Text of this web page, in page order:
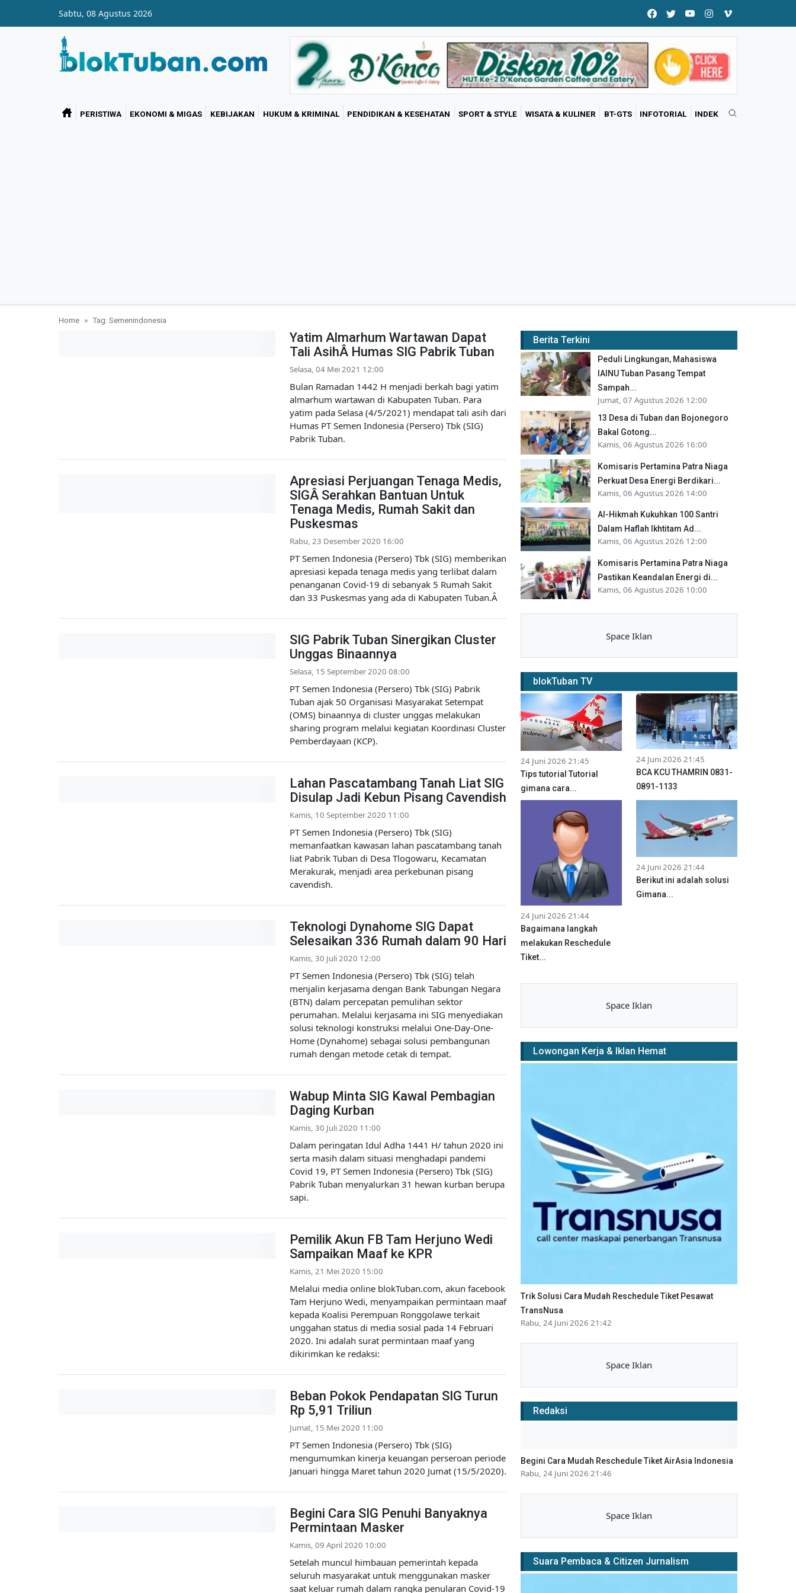
Sabtu, 08 Agustus 2026
PERISTIWA EKONOMI & MIGAS KEBIJAKAN HUKUM & KRIMINAL PENDIDIKAN & KESEHATAN SPORT & STYLE WISATA & KULINER BT-GTS INFOTORIAL INDEK
Home Tag: Semenindonesia
Yatim Almarhum Wartawan Dapat
Tali AsihÂ Humas SIG Pabrik Tuban
Selasa, 04 Mei 2021 12:00
Bulan Ramadan 1442 H menjadi berkah bagi yatim
almarhum wartawan di Kabupaten Tuban. Para
yatim pada Selasa (4/5/2021) mendapat tali asih dari
Humas PT Semen Indonesia (Persero) Tbk (SIG)
Pabrik Tuban.
Apresiasi Perjuangan Tenaga Medis,
SIGÂ Serahkan Bantuan Untuk
Tenaga Medis, Rumah Sakit dan
Puskesmas
Rabu, 23 Desember 2020 16:00
PT Semen Indonesia (Persero) Tbk (SIG) memberikan
apresiasi kepada tenaga medis yang terlibat dalam
penanganan Covid-19 di sebanyak 5 Rumah Sakit
dan 33 Puskesmas yang ada di Kabupaten Tuban.Â
SIG Pabrik Tuban Sinergikan Cluster
Unggas Binaannya
Selasa, 15 September 2020 08:00
PT Semen Indonesia (Persero) Tbk (SIG) Pabrik
Tuban ajak 50 Organisasi Masyarakat Setempat
(OMS) binaannya di cluster unggas melakukan
sharing program melalui kegiatan Koordinasi Cluster
Pemberdayaan (KCP).
Lahan Pascatambang Tanah Liat SIG
Disulap Jadi Kebun Pisang Cavendish
Kamis, 10 September 2020 11:00
PT Semen Indonesia (Persero) Tbk (SIG)
memanfaatkan kawasan lahan pascatambang tanah
liat Pabrik Tuban di Desa Tlogowaru, Kecamatan
Merakurak, menjadi area perkebunan pisang
cavendish.
Teknologi Dynahome SIG Dapat
Selesaikan 336 Rumah dalam 90 Hari
Kamis, 30 Juli 2020 12:00
PT Semen Indonesia (Persero) Tbk (SIG) telah
menjalin kerjasama dengan Bank Tabungan Negara
(BTN) dalam percepatan pemulihan sektor
perumahan. Melalui kerjasama ini SIG menyediakan
solusi teknologi konstruksi melalui One-Day-One-
Home (Dynahome) sebagai solusi pembangunan
rumah dengan metode cetak di tempat.
Wabup Minta SIG Kawal Pembagian
Daging Kurban
Kamis, 30 Juli 2020 11:00
Dalam peringatan Idul Adha 1441 H/ tahun 2020 ini
serta masih dalam situasi menghadapi pandemi
Covid 19, PT Semen Indonesia (Persero) Tbk (SIG)
Pabrik Tuban menyalurkan 31 hewan kurban berupa
sapi.
Pemilik Akun FB Tam Herjuno Wedi
Sampaikan Maaf ke KPR
Kamis, 21 Mei 2020 15:00
Melalui media online blokTuban.com, akun facebook
Tam Herjuno Wedi, menyampaikan permintaan maaf
kepada Koalisi Perempuan Ronggolawe terkait
unggahan status di media sosial pada 14 Februari
2020. Ini adalah surat permintaan maaf yang
dikirimkan ke redaksi:
Beban Pokok Pendapatan SIG Turun
Rp 5,91 Triliun
Jumat, 15 Mei 2020 11:00
PT Semen Indonesia (Persero) Tbk (SIG)
mengumumkan kinerja keuangan perseroan periode
Januari hingga Maret tahun 2020 Jumat (15/5/2020).
Begini Cara SIG Penuhi Banyaknya
Permintaan Masker
Kamis, 09 April 2020 10:00
Setelah muncul himbauan pemerintah kepada
seluruh masyarakat untuk menggunakan masker
saat keluar rumah dalam rangka penularan Covid-19
Berita Terkini
Peduli Lingkungan, Mahasiswa
IAINU Tuban Pasang Tempat
Sampah...
Jumat, 07 Agustus 2026 12:00
13 Desa di Tuban dan Bojonegoro
Bakal Gotong...
Kamis, 06 Agustus 2026 16:00
Komisaris Pertamina Patra Niaga
Perkuat Desa Energi Berdikari...
Kamis, 06 Agustus 2026 14:00
Al-Hikmah Kukuhkan 100 Santri
Dalam Haflah Ikhtitam Ad...
Kamis, 06 Agustus 2026 12:00
Komisaris Pertamina Patra Niaga
Pastikan Keandalan Energi di...
Kamis, 06 Agustus 2026 10:00
Space Iklan
blokTuban TV
24 Juni 2026 21:45
Tips tutorial Tutorial
gimana cara...
24 Juni 2026 21:45
BCA KCU THAMRIN 0831-
0891-1133
24 Juni 2026 21:44
Bagaimana langkah
melakukan Reschedule
Tiket...
24 Juni 2026 21:44
Berikut ini adalah solusi
Gimana...
Space Iklan
Lowongan Kerja & Iklan Hemat
Trik Solusi Cara Mudah Reschedule Tiket Pesawat
TransNusa
Rabu, 24 Juni 2026 21:42
Space Iklan
Redaksi
Begini Cara Mudah Reschedule Tiket AirAsia Indonesia
Rabu, 24 Juni 2026 21:46
Space Iklan
Suara Pembaca & Citizen Jurnalism